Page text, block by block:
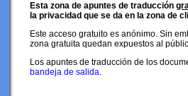
Esta zona de apuntes de traducción
la privacidad que se da en la zona de
Este acceso gratuito es anónimo. Sin
zona gratuita quedan expuestos al
Los apuntes de traducción de los
bandeja de salida.